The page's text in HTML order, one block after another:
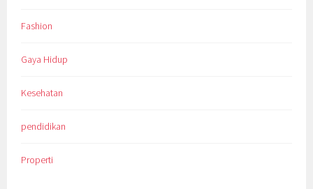
Fashion
Gaya Hidup
Kesehatan
pendidikan
Properti